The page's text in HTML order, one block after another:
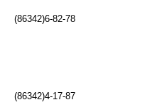
(86342)6-82-78
(86342)4-17-87